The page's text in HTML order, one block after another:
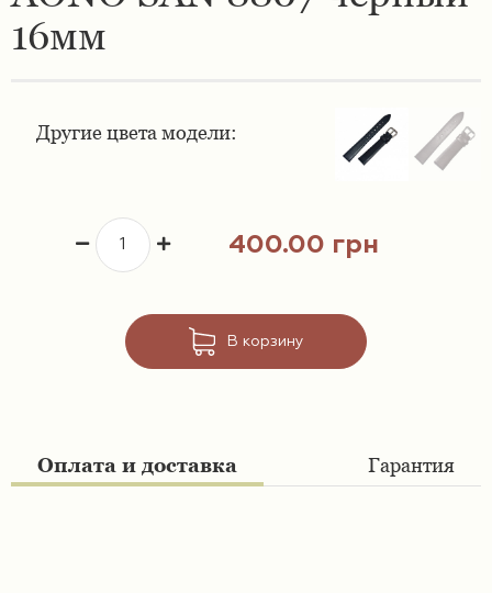
Ремешки 19 мм
Ремешки 21 мм
Ремешки 23 мм
Ремешки 26 мм
Ремешки для часов Tissot
Ремешки для часов Ulysse Nardin
16мм
Другие цвета модели:
400.00 грн
В корзину
Оплата и доставка Гарантия